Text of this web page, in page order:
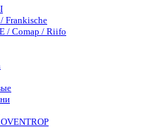
Frankische
/ Comap / Riifo